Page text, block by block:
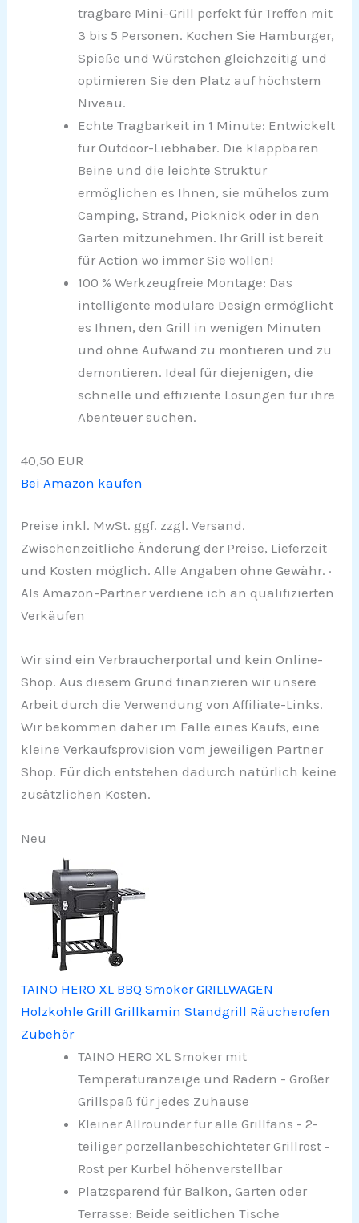
tragbare Mini-Grill perfekt für Treffen mit
3 bis 5 Personen. Kochen Sie Hamburger,
Spieße und Würstchen gleichzeitig und
optimieren Sie den Platz auf höchstem
Niveau.
Echte Tragbarkeit in 1 Minute: Entwickelt
für Outdoor-Liebhaber. Die klappbaren
Beine und die leichte Struktur
ermöglichen es Ihnen, sie mühelos zum
Camping, Strand, Picknick oder in den
Garten mitzunehmen. Ihr Grill ist bereit
für Action wo immer Sie wollen!
100 % Werkzeugfreie Montage: Das
intelligente modulare Design ermöglicht
es Ihnen, den Grill in wenigen Minuten
und ohne Aufwand zu montieren und zu
demontieren. Ideal für diejenigen, die
schnelle und effiziente Lösungen für ihre
Abenteuer suchen.
40,50 EUR
Bei Amazon kaufen
Preise inkl. MwSt. ggf. zzgl. Versand.
Zwischenzeitliche Änderung der Preise, Lieferzeit
und Kosten möglich. Alle Angaben ohne Gewähr. ·
Als Amazon-Partner verdiene ich an qualifizierten
Verkäufen
Wir sind ein Verbraucherportal und kein Online-
Shop. Aus diesem Grund finanzieren wir unsere
Arbeit durch die Verwendung von Affiliate-Links.
Wir bekommen daher im Falle eines Kaufs, eine
kleine Verkaufsprovision vom jeweiligen Partner
Shop. Für dich entstehen dadurch natürlich keine
zusätzlichen Kosten.
Neu
TAINO HERO XL BBQ Smoker GRILLWAGEN
Holzkohle Grill Grillkamin Standgrill Räucherofen
Zubehör
TAINO HERO XL Smoker mit
Temperaturanzeige und Rädern - Großer
Grillspaß für jedes Zuhause
Kleiner Allrounder für alle Grillfans - 2-
teiliger porzellanbeschichteter Grillrost -
Rost per Kurbel höhenverstellbar
Platzsparend für Balkon, Garten oder
Terrasse: Beide seitlichen Tische